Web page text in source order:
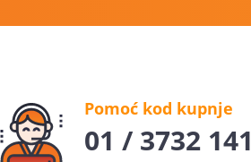
Pomoć kod kupnje
01 / 3732 141